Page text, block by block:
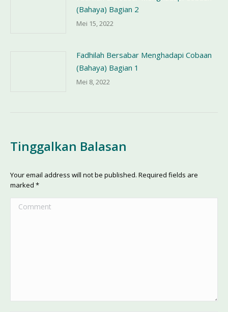
(Bahaya) Bagian 2
Mei 15, 2022
Fadhilah Bersabar Menghadapi Cobaan
(Bahaya) Bagian 1
Mei 8, 2022
Tinggalkan Balasan
Your email address will not be published. Required fields are
marked *
Comment